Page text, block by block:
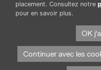
placement. Consultez notre
pour en savoir plus.
OK
Continuer avec les